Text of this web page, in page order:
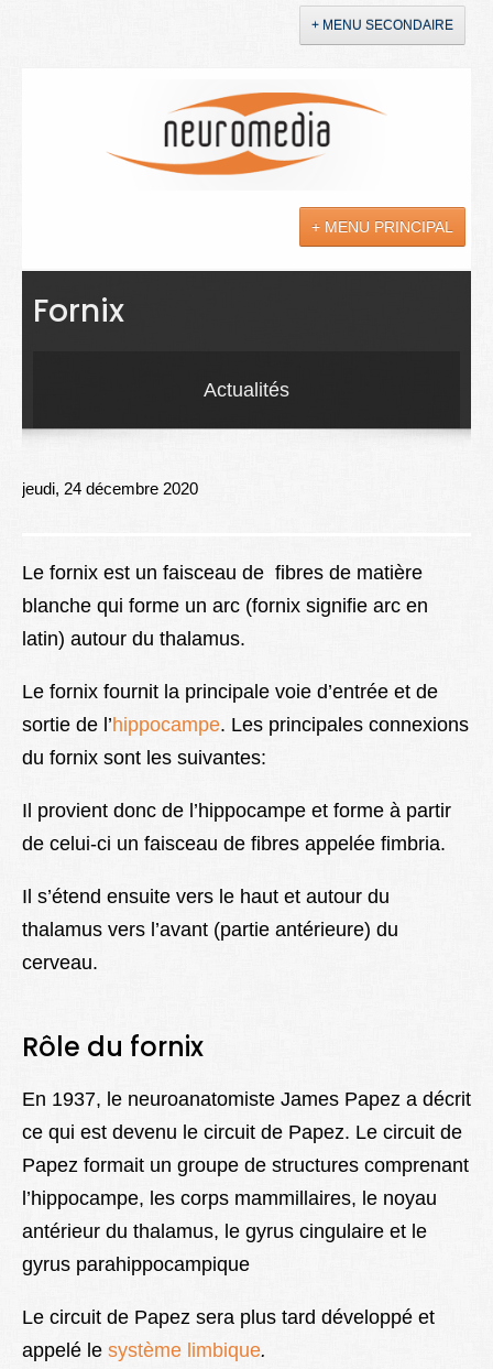
+ MENU SECONDAIRE
+ MENU PRINCIPAL
Actualités
Soins
Droit
Better Health
Fornix
Actualités
jeudi, 24 décembre 2020
Le fornix est un faisceau de fibres de matière
blanche qui forme un arc (fornix signifie arc en
latin) autour du thalamus.
Le fornix fournit la principale voie d’entrée et de
sortie de l’hippocampe. Les principales connexions
du fornix sont les suivantes:
Il provient donc de l’hippocampe et forme à partir
de celui-ci un faisceau de fibres appelée fimbria.
Il s’étend ensuite vers le haut et autour du
thalamus vers l’avant (partie antérieure) du
cerveau.
Rôle du fornix
En 1937, le neuroanatomiste James Papez a décrit
ce qui est devenu le circuit de Papez. Le circuit de
Papez formait un groupe de structures comprenant
l’hippocampe, les corps mammillaires, le noyau
antérieur du thalamus, le gyrus cingulaire et le
gyrus parahippocampique
Le circuit de Papez sera plus tard développé et
appelé le système limbique.